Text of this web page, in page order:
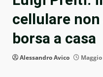
cellulare non
borsa a casa
Alessandro Avico